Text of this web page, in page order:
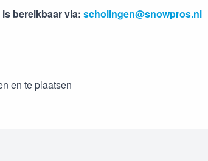
bereikbaar via: scholingen@snowpros.nl
en te plaatsen